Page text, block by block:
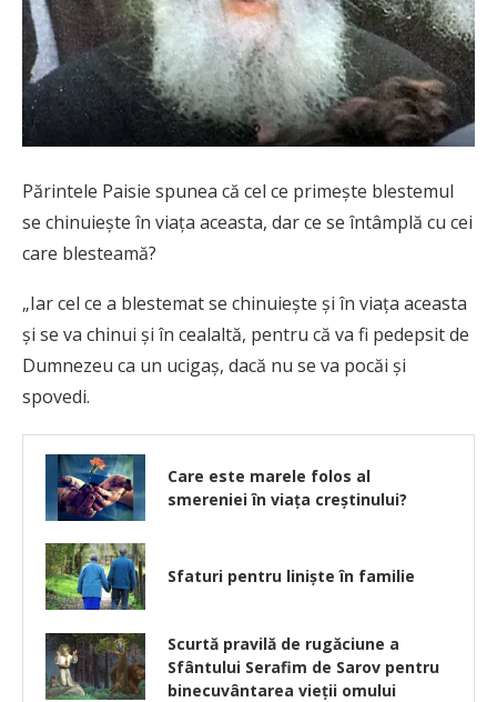
Părintele Paisie spunea că cel ce primește blestemul
se chinuiește în viața aceasta, dar ce se întâmplă cu cei
care blesteamă?
„Iar cel ce a blestemat se chinuiește și în viața aceasta
și se va chinui și în cealaltă, pentru că va fi pedepsit de
Dumnezeu ca un ucigaș, dacă nu se va pocăi și
spovedi.
Care este marele folos al
smereniei în viața creștinului?
Sfaturi pentru liniște în familie
Scurtă pravilă de rugăciune a
Sfântului Serafim de Sarov pentru
binecuvântarea vieții omului